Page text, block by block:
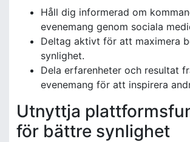
Håll dig informerad om
evenemang genom sociala
Deltag aktivt för att maximera
synlighet.
Dela erfarenheter och resultat
evenemang för att inspirera
Utnyttja
för bättre synlighet